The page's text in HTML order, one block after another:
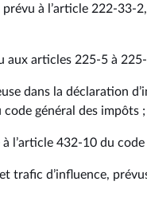
à l’article
aux articles 225‑5 à
dans la déclaration
général des impôts ;
l’article 432‑10 du code
trafic d’influence,